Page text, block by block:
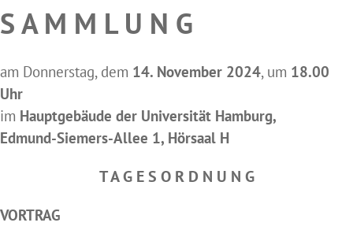
S A M M L U N G
am Donnerstag, dem 14. November 2024, um 18.00
Uhr
im Hauptgebäude der Universität Hamburg,
Edmund-Siemers-Allee 1, Hörsaal H
T A G E S O R D N U N G
VORTRAG